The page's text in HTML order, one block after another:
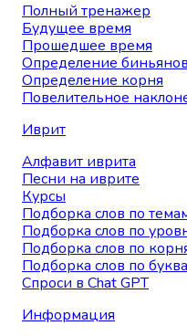
Полный тренажер
Будущее время
Прошедшее время
Определение биньянов
Определение корня
Повелительное
Иврит
Алфавит иврита
Песни на иврите
Курсы
Подборка слов по
Подборка слов по
Подборка слов по
Подборка слов по
Спроси в Chat GPT
Информация